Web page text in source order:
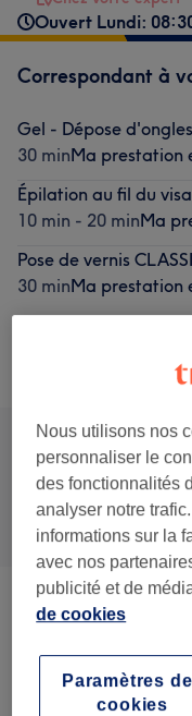
Ouvert Lundi:
Correspondant à
Gel - Dépose d'ongles
30 minMa prestation
Épilation au fil du
10 min - 20 minMa
Pose de vernis
30 minMa prestation
Recherchez dans
Tout
Pose De Vernis
Pose En Gel Avec Sa
(7)
Nous utilisons nos
personnaliser le
des fonctionnalités
analyser notre
informations sur la
avec nos
publicité et de
de cookies
Paramètres
cookies